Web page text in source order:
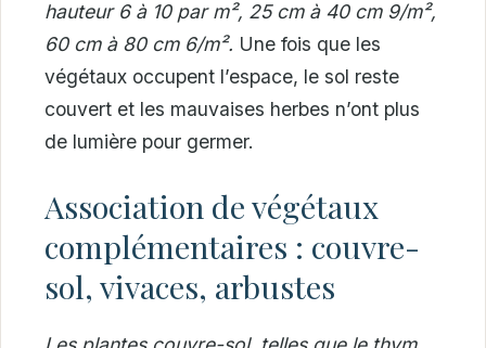
hauteur 6 à 10 par m², 25 cm à 40 cm 9/m²,
60 cm à 80 cm 6/m². Une fois que les
végétaux occupent l’espace, le sol reste
couvert et les mauvaises herbes n’ont plus
de lumière pour germer.
Association de végétaux
complémentaires : couvre-
sol, vivaces, arbustes